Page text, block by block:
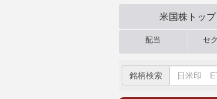
米国株 トップ
配当 セ
銘柄検索